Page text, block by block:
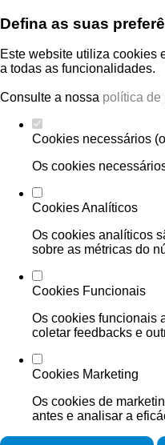
Defina as suas
Este website utiliza cookies
a todas as funcionalidades.
Consulte a nossa política de
Cookies necessários
Os cookies
Cookies Analíticos
Os cookies analíticos
sobre as métricas do
Cookies Funcionais
Os cookies funcionais
coletar feedbacks e
Cookies Marketing
Os cookies de
antes e analisar a